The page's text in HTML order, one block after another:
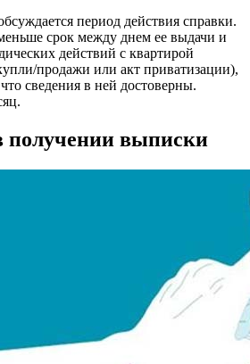
период действия справки.
срок между днем ее выдачи и
действий с квартирой
продажи или акт приватизации),
сведения в ней достоверны.
получении выписки